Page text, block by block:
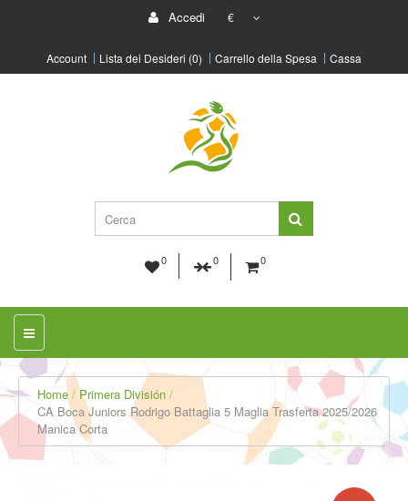
Accedi €
Account Lista dei Desideri (0) Carrello della Spesa Cassa
0 0 0
Home
Primera División
CA Boca Juniors Rodrigo Battaglia 5 Maglia Trasferta 2025/2026
Manica Corta